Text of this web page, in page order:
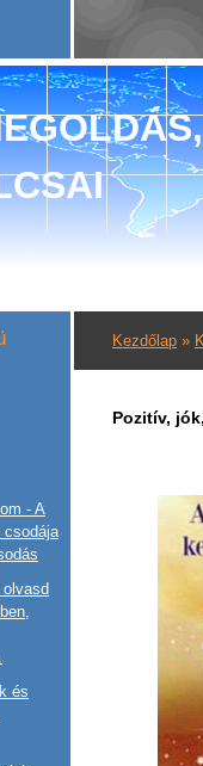
Kezdőlap »
Pozitív,
- A
csodája
és